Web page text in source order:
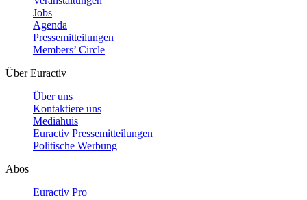
Jobs
Agenda
Pressemitteilungen
Members’ Circle
Über Euractiv
Über uns
Kontaktiere uns
Mediahuis
Euractiv Pressemitteilungen
Politische Werbung
Abos
Euractiv Pro